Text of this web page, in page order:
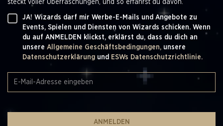
steckt voller Überraschungen, und so erfährst du davon.
JA! Wizards darf mir Werbe-E-Mails und Angebote zu
Events, Spielen und Diensten von Wizards schicken. Wenn
du auf ANMELDEN klickst, erklärst du, dass du dich an
unsere Allgemeine Geschäftsbedingungen, unsere
Datenschutzerklärung und ESWs Datenschutzrichtlinie.
ANMELDEN